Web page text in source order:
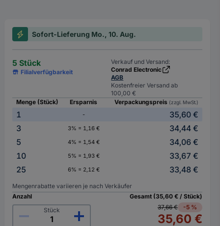
Sofort-Lieferung Mo., 10. Aug.
5 Stück
Filialverfügbarkeit
Verkauf und Versand:
Conrad Electronic
AGB
Kostenfreier Versand ab
100,00 €
Menge (Stück)
Ersparnis Verpackungspreis (zzgl. MwSt.)
1 -
35,60 €
3
3% = 1,16 €
34,44 €
5
4% = 1,54 €
34,06 €
10
5% = 1,93 €
33,67 €
25
6% = 2,12 € 33,48 €
Mengenrabatte variieren je nach Verkäufer
Anzahl
Stück
Gesamt (35,60 € / Stück)
37,66 €
-5 %
35,60 €